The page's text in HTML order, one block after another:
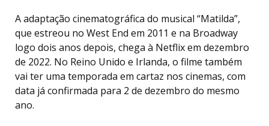
A adaptação cinematográfica do musical “Matilda”,
que estreou no West End em 2011 e na Broadway
logo dois anos depois, chega à Netflix em dezembro
de 2022. No Reino Unido e Irlanda, o filme também
vai ter uma temporada em cartaz nos cinemas, com
data já confirmada para 2 de dezembro do mesmo
ano.